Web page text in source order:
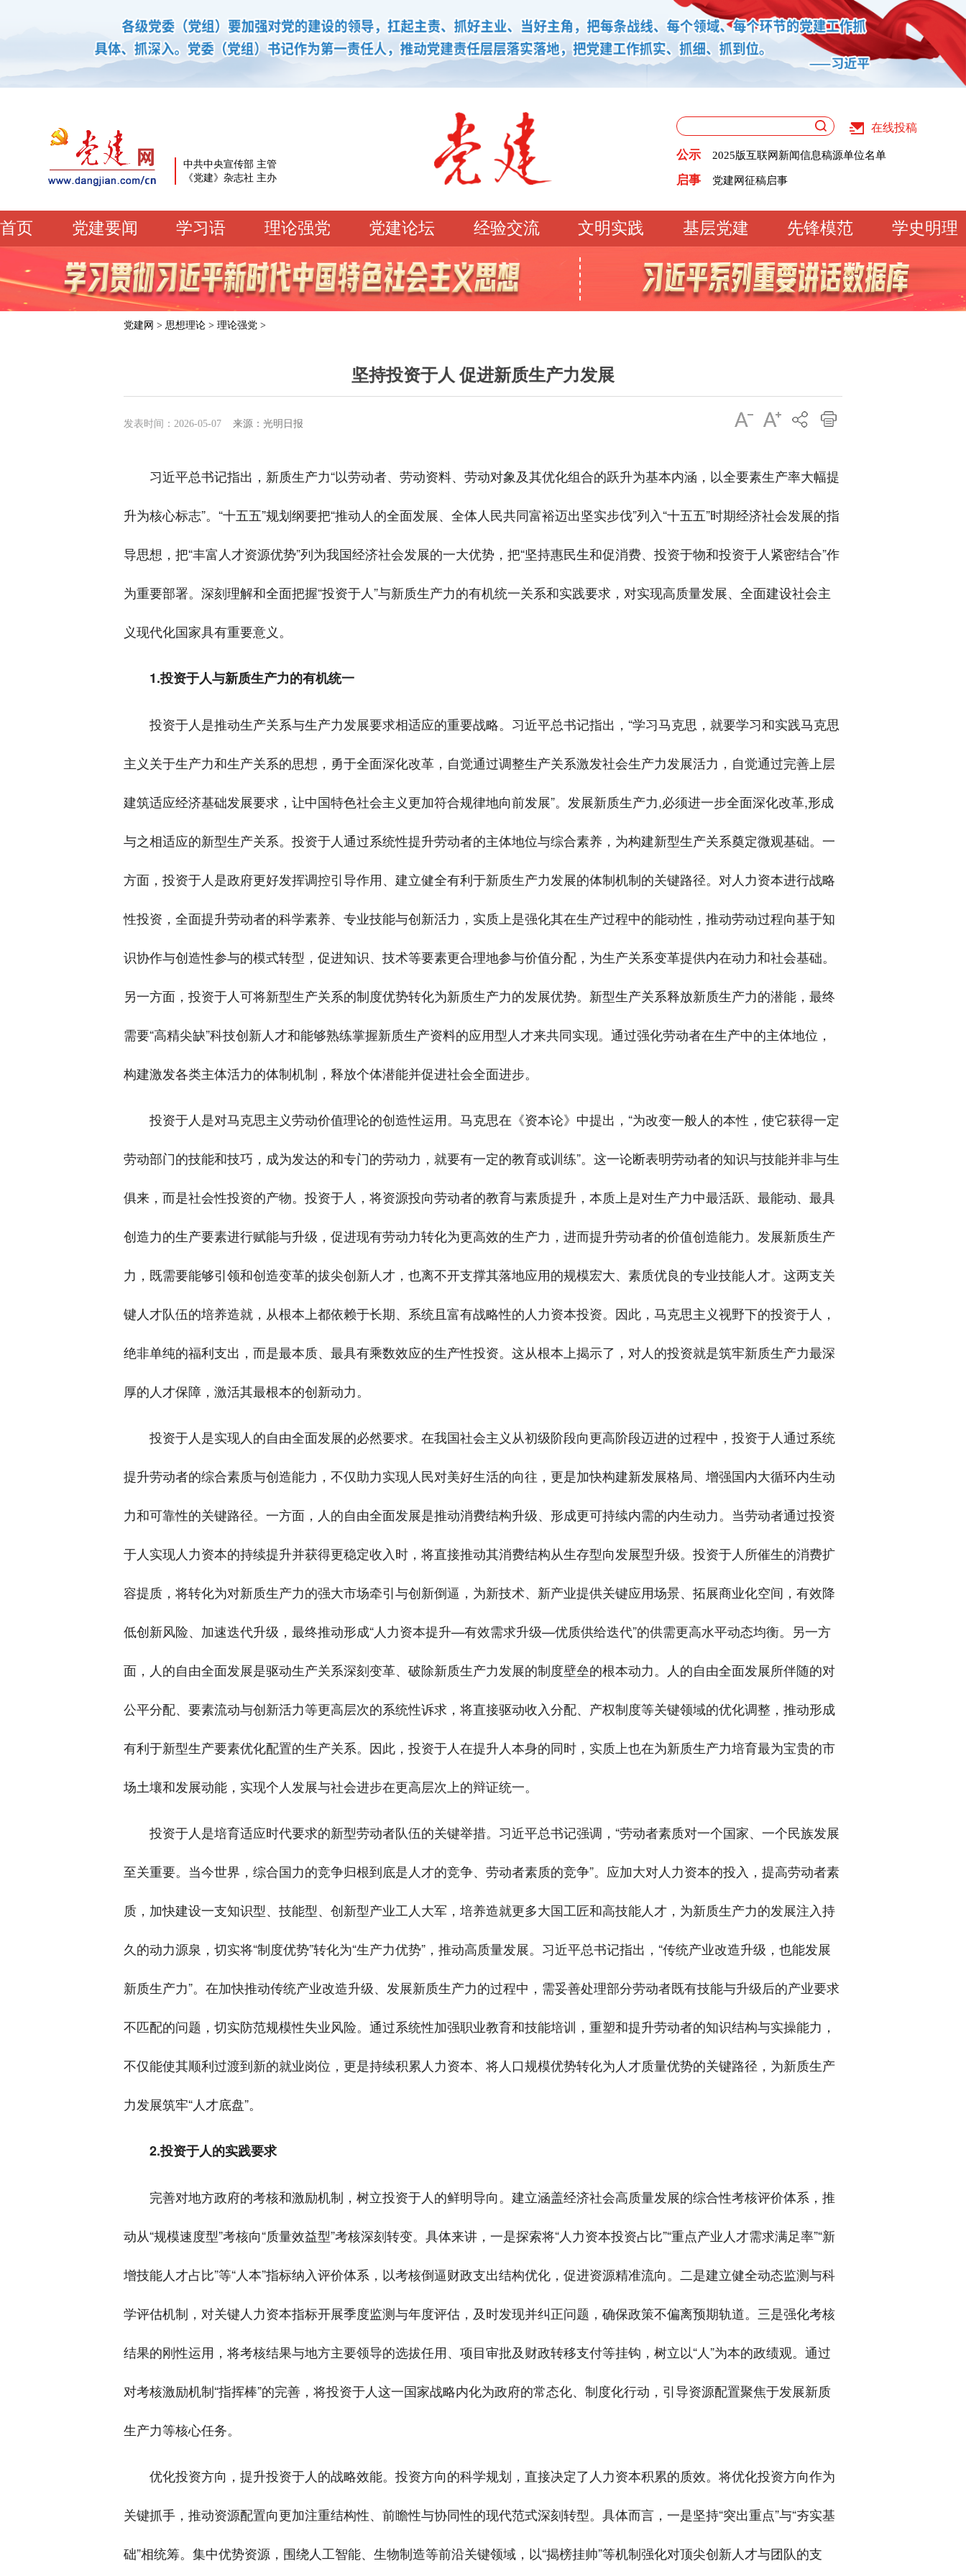
中共中央宣传部 主管
《党建》杂志社 主办
在线投稿
公示
关于版权和用稿问题的声明
2025版互联网新闻信息稿源单位名单
关于版权和用稿问题的声明
启事
《党建》杂志征稿启事
党建网征稿启事
《党建》杂志征稿启事
首页 党建要闻 学习语 理论强党 党建论坛 经验交流 文明实践 基层党建 先锋模范
学史明理
学习语 党建网微平台 学习园地 理论强党 党建论坛 工作动态 经验交流 文明实践
机关党建
校园党建 企业党建 先锋模范 学史明理 经典常读 文化大观 专题库
党建网 > 思想理论 > 理论强党 >
坚持投资于人 促进新质生产力发展
发表时间：2026-05-07 来源：光明日报
习近平总书记指出，新质生产力“以劳动者、劳动资料、劳动对象及其优化组合的跃升为基本内涵，以全要素生产率大幅提
升为核心标志”。“十五五”规划纲要把“推动人的全面发展、全体人民共同富裕迈出坚实步伐”列入“十五五”时期经济社会发展的指
导思想，把“丰富人才资源优势”列为我国经济社会发展的一大优势，把“坚持惠民生和促消费、投资于物和投资于人紧密结合”作
为重要部署。深刻理解和全面把握“投资于人”与新质生产力的有机统一关系和实践要求，对实现高质量发展、全面建设社会主
义现代化国家具有重要意义。
1.投资于人与新质生产力的有机统一
投资于人是推动生产关系与生产力发展要求相适应的重要战略。习近平总书记指出，“学习马克思，就要学习和实践马克思
主义关于生产力和生产关系的思想，勇于全面深化改革，自觉通过调整生产关系激发社会生产力发展活力，自觉通过完善上层
建筑适应经济基础发展要求，让中国特色社会主义更加符合规律地向前发展”。发展新质生产力,必须进一步全面深化改革,形成
与之相适应的新型生产关系。投资于人通过系统性提升劳动者的主体地位与综合素养，为构建新型生产关系奠定微观基础。一
方面，投资于人是政府更好发挥调控引导作用、建立健全有利于新质生产力发展的体制机制的关键路径。对人力资本进行战略
性投资，全面提升劳动者的科学素养、专业技能与创新活力，实质上是强化其在生产过程中的能动性，推动劳动过程向基于知
识协作与创造性参与的模式转型，促进知识、技术等要素更合理地参与价值分配，为生产关系变革提供内在动力和社会基础。
另一方面，投资于人可将新型生产关系的制度优势转化为新质生产力的发展优势。新型生产关系释放新质生产力的潜能，最终
需要“高精尖缺”科技创新人才和能够熟练掌握新质生产资料的应用型人才来共同实现。通过强化劳动者在生产中的主体地位，
构建激发各类主体活力的体制机制，释放个体潜能并促进社会全面进步。
投资于人是对马克思主义劳动价值理论的创造性运用。马克思在《资本论》中提出，“为改变一般人的本性，使它获得一定
劳动部门的技能和技巧，成为发达的和专门的劳动力，就要有一定的教育或训练”。这一论断表明劳动者的知识与技能并非与生
俱来，而是社会性投资的产物。投资于人，将资源投向劳动者的教育与素质提升，本质上是对生产力中最活跃、最能动、最具
创造力的生产要素进行赋能与升级，促进现有劳动力转化为更高效的生产力，进而提升劳动者的价值创造能力。发展新质生产
力，既需要能够引领和创造变革的拔尖创新人才，也离不开支撑其落地应用的规模宏大、素质优良的专业技能人才。这两支关
键人才队伍的培养造就，从根本上都依赖于长期、系统且富有战略性的人力资本投资。因此，马克思主义视野下的投资于人，
绝非单纯的福利支出，而是最本质、最具有乘数效应的生产性投资。这从根本上揭示了，对人的投资就是筑牢新质生产力最深
厚的人才保障，激活其最根本的创新动力。
投资于人是实现人的自由全面发展的必然要求。在我国社会主义从初级阶段向更高阶段迈进的过程中，投资于人通过系统
提升劳动者的综合素质与创造能力，不仅助力实现人民对美好生活的向往，更是加快构建新发展格局、增强国内大循环内生动
力和可靠性的关键路径。一方面，人的自由全面发展是推动消费结构升级、形成更可持续内需的内生动力。当劳动者通过投资
于人实现人力资本的持续提升并获得更稳定收入时，将直接推动其消费结构从生存型向发展型升级。投资于人所催生的消费扩
容提质，将转化为对新质生产力的强大市场牵引与创新倒逼，为新技术、新产业提供关键应用场景、拓展商业化空间，有效降
低创新风险、加速迭代升级，最终推动形成“人力资本提升—有效需求升级—优质供给迭代”的供需更高水平动态均衡。另一方
面，人的自由全面发展是驱动生产关系深刻变革、破除新质生产力发展的制度壁垒的根本动力。人的自由全面发展所伴随的对
公平分配、要素流动与创新活力等更高层次的系统性诉求，将直接驱动收入分配、产权制度等关键领域的优化调整，推动形成
有利于新型生产要素优化配置的生产关系。因此，投资于人在提升人本身的同时，实质上也在为新质生产力培育最为宝贵的市
场土壤和发展动能，实现个人发展与社会进步在更高层次上的辩证统一。
投资于人是培育适应时代要求的新型劳动者队伍的关键举措。习近平总书记强调，“劳动者素质对一个国家、一个民族发展
至关重要。当今世界，综合国力的竞争归根到底是人才的竞争、劳动者素质的竞争”。应加大对人力资本的投入，提高劳动者素
质，加快建设一支知识型、技能型、创新型产业工人大军，培养造就更多大国工匠和高技能人才，为新质生产力的发展注入持
久的动力源泉，切实将“制度优势”转化为“生产力优势”，推动高质量发展。习近平总书记指出，“传统产业改造升级，也能发展
新质生产力”。在加快推动传统产业改造升级、发展新质生产力的过程中，需妥善处理部分劳动者既有技能与升级后的产业要求
不匹配的问题，切实防范规模性失业风险。通过系统性加强职业教育和技能培训，重塑和提升劳动者的知识结构与实操能力，
不仅能使其顺利过渡到新的就业岗位，更是持续积累人力资本、将人口规模优势转化为人才质量优势的关键路径，为新质生产
力发展筑牢“人才底盘”。
2.投资于人的实践要求
完善对地方政府的考核和激励机制，树立投资于人的鲜明导向。建立涵盖经济社会高质量发展的综合性考核评价体系，推
动从“规模速度型”考核向“质量效益型”考核深刻转变。具体来讲，一是探索将“人力资本投资占比”“重点产业人才需求满足率”“新
增技能人才占比”等“人本”指标纳入评价体系，以考核倒逼财政支出结构优化，促进资源精准流向。二是建立健全动态监测与科
学评估机制，对关键人力资本指标开展季度监测与年度评估，及时发现并纠正问题，确保政策不偏离预期轨道。三是强化考核
结果的刚性运用，将考核结果与地方主要领导的选拔任用、项目审批及财政转移支付等挂钩，树立以“人”为本的政绩观。通过
对考核激励机制“指挥棒”的完善，将投资于人这一国家战略内化为政府的常态化、制度化行动，引导资源配置聚焦于发展新质
生产力等核心任务。
优化投资方向，提升投资于人的战略效能。投资方向的科学规划，直接决定了人力资本积累的质效。将优化投资方向作为
关键抓手，推动资源配置向更加注重结构性、前瞻性与协同性的现代范式深刻转型。具体而言，一是坚持“突出重点”与“夯实基
础”相统筹。集中优势资源，围绕人工智能、生物制造等前沿关键领域，以“揭榜挂帅”等机制强化对顶尖创新人才与团队的支